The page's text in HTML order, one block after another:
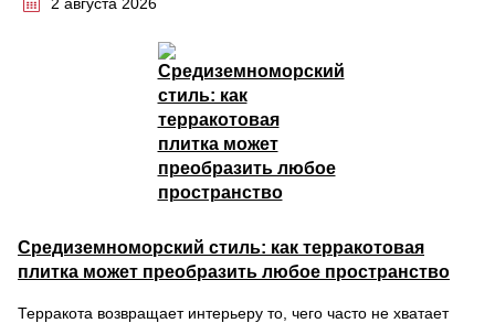
Средиземноморский стиль: как терракотовая
плитка может преобразить любое пространство
Терракота возвращает интерьеру то, чего часто не хватает